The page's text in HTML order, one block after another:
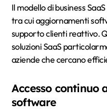
Il modello di business
tra cui aggiornamenti
supporto clienti reattivo.
soluzioni SaaS
aziende che cercano
Accesso continuo
software